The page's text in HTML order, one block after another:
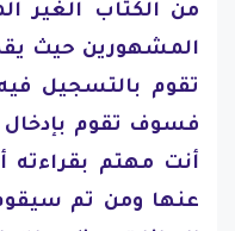
من الكتاب الغير
المشهورين حيث
تقوم بالتسجيل فيه
فسوف تقوم بإدخال
أنت مهتم بقراءته
عنها ومن تم